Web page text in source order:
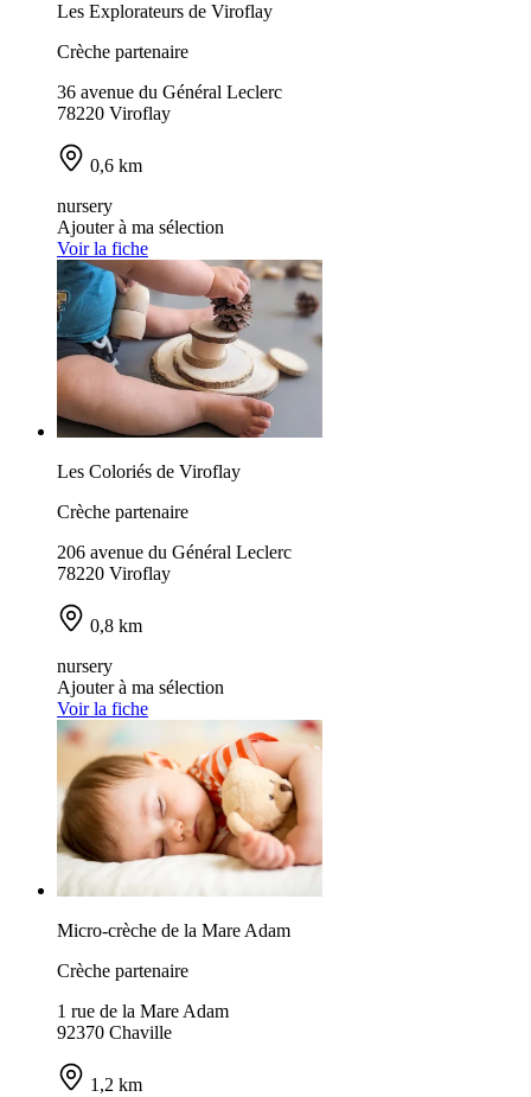
Les Explorateurs de Viroflay
Crèche partenaire
36 avenue du Général Leclerc
78220 Viroflay
0,6 km
nursery
Ajouter à ma sélection
Voir la fiche
Les Coloriés de Viroflay
Crèche partenaire
206 avenue du Général Leclerc
78220 Viroflay
0,8 km
nursery
Ajouter à ma sélection
Voir la fiche
Micro-crèche de la Mare Adam
Crèche partenaire
1 rue de la Mare Adam
92370 Chaville
1,2 km